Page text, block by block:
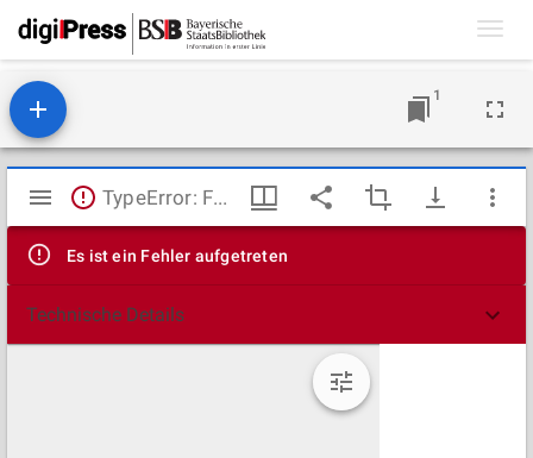
1
Mirador
Viewer
TypeError: Failed to fetch
Es ist ein Fehler aufgetreten
Technische Details